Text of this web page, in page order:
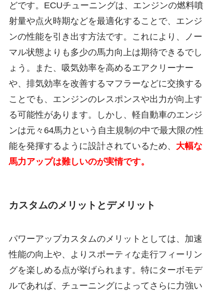
どです。ECUチューニングは、エンジンの燃料噴
射量や点火時期などを最適化することで、エンジ
ンの性能を引き出す方法です。これにより、ノー
マル状態よりも多少の馬力向上は期待できるでし
ょう。また、吸気効率を高めるエアクリーナー
や、排気効率を改善するマフラーなどに交換する
ことでも、エンジンのレスポンスや出力が向上す
る可能性があります。しかし、軽自動車のエンジ
ンは元々64馬力という自主規制の中で最大限の性
能を発揮するように設計されているため、 大幅な
馬力アップは難しいのが実情です。
カスタムのメリットとデメリット
パワーアップカスタムのメリットとしては、加速
性能の向上や、よりスポーティな走行フィーリン
グを楽しめる点が挙げられます。特にターボモデ
ルであれば、チューニングによってさらに力強い